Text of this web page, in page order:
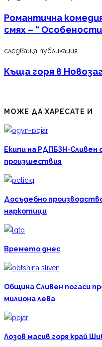
Романтична
смях – “
следваща публикация
Къща горя в
МОЖЕ ДА ХАРЕСАТЕ И
Екипи на РДПБЗН-Сливен
произшествия
Досъдебно
наркотици
Времето днес
Община Сливен погаси
милиона лева
Лозов масив горя край